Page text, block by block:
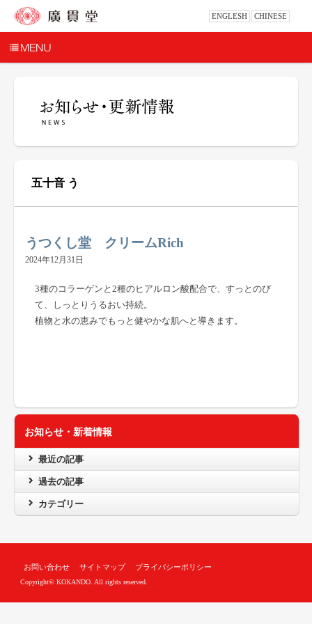
ENGLESH CHINESE
五十音 う
うつくし堂 クリームRich
2024年12月31日
3種のコラーゲンと2種のヒアルロン酸配合で、すっとのび
て、しっとりうるおい持続。
植物と水の恵みでもっと健やかな肌へと導きます。
お知らせ・新着情報
最近の記事
過去の記事
カテゴリー
お問い合わせ サイトマップ プライバシーポリシー
Copyright© KOKANDO. All rights reserved.